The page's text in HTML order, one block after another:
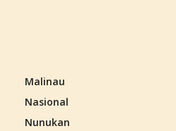
Malinau
Nasional
Nunukan